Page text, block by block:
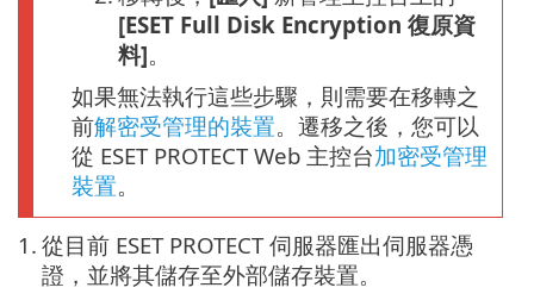
[ESET Full Disk Encryption 復原資
料]。
如果無法執行這些步驟，則需要在移轉之
前解密受管理的裝置。遷移之後，您可以
從 ESET PROTECT Web 主控台加密受管理
裝置。
1. 從目前 ESET PROTECT 伺服器匯出伺服器憑
證，並將其儲存至外部儲存裝置。